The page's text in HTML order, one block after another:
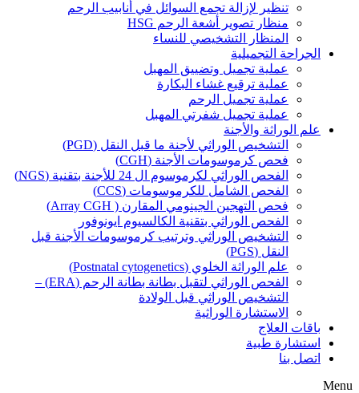
تنظير لإزالة تجمع السوائل في أنابيب الرحم
منظار تصوير أشعة الرحم HSG
المنظار التشخيصي للنساء
الجراحة التجميلية
عملية تجميل وتضييق المهبل
عملية ترقيع غشاء البكارة
عملية تجميل الرحم
عملية تجميل شفرتي المهبل
علم الوراثة والأجنة
التشخيص الوراثي لأجنة ما قبل النقل (PGD)
فحص كرموسومات الأجنة (CGH)
الفحص الوراثي لكرموسوم ال 24 للأجنة بتقنية (NGS)
الفحص الشامل للكرموسومات (CCS)
فحص التهجين الجينومي المقارن ( Array CGH)
الفحص الوراثي بتقنية الكالسيوم ايونوفور
التشخيص الوراثي وترتيب كرموسومات الأجنة قبل
النقل (PGS)
علم الوراثة الخلوي (Postnatal cytogenetics)
الفحص الوراثي لتقبل بطانة بطانة الرحم (ERA) –
التشخيص الوراثي قبل الولادة
الاستشارة الوراثية
باقات العلاج
استشارة طبية
اتصل بنا
Menu